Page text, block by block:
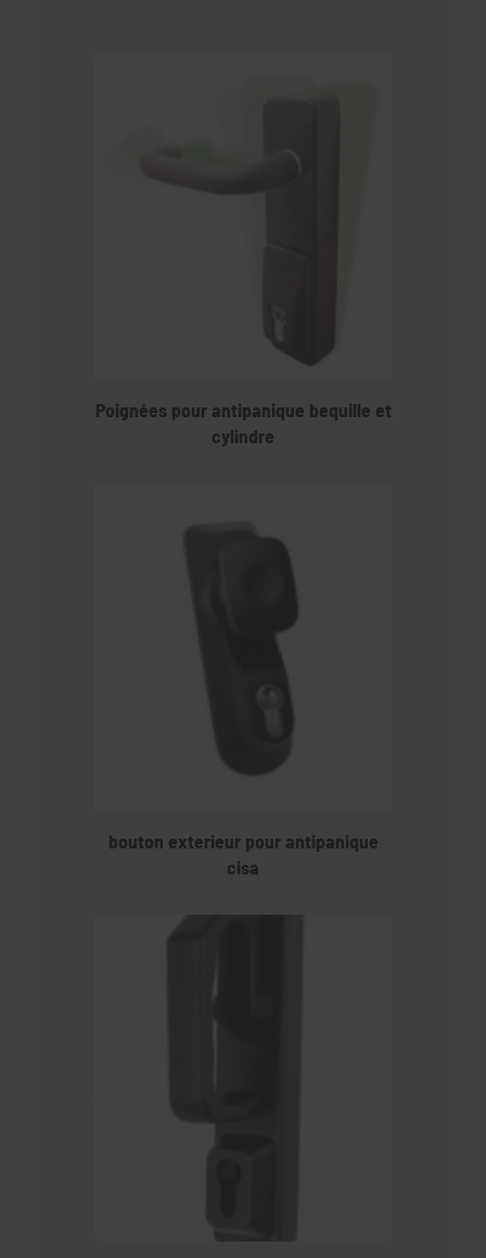
Poignées pour antipanique bequille et
cylindre
bouton exterieur pour antipanique
cisa